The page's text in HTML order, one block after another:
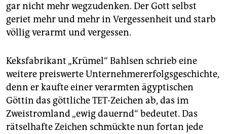
gar nicht mehr wegzudenken. Der Gott selbst
geriet mehr und mehr in Vergessenheit und starb
völlig verarmt und vergessen.
Keksfabrikant „Krümel“ Bahlsen schrieb eine
weitere preiswerte Unternehmererfolgsgeschichte,
denn er kaufte einer verarmten ägyptischen
Göttin das göttliche TET-Zeichen ab, das im
Zweistromland „ewig dauernd“ bedeutet. Das
rätselhafte Zeichen schmückte nun fortan jede